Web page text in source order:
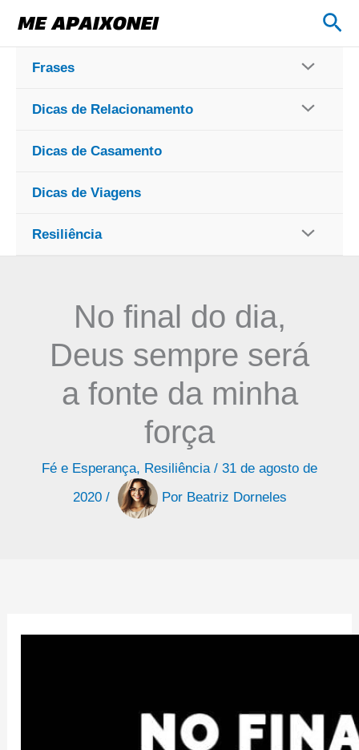
para
conteúdo
Frases
Dicas de Relacionamento
Dicas de Casamento
Dicas de Viagens
Resiliência
No final do dia,
Deus sempre será
a fonte da minha
força
Fé e Esperança, Resiliência/ 31 de agosto de
2020 / Por Beatriz Dorneles